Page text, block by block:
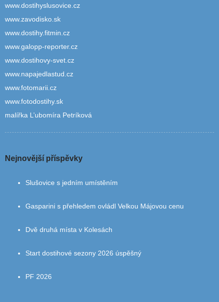
www.dostihyslusovice.cz
www.zavodisko.sk
www.dostihy.fitmin.cz
www.galopp-reporter.cz
www.dostihovy-svet.cz
www.napajedlastud.cz
www.fotomarii.cz
www.fotodostihy.sk
malířka L’ubomíra Petríková
Nejnovější příspěvky
Slušovice s jedním umístěním
Gasparini s přehledem ovládl Velkou Májovou cenu
Dvě druhá místa v Kolesách
Start dostihové sezony 2026 úspěšný
PF 2026